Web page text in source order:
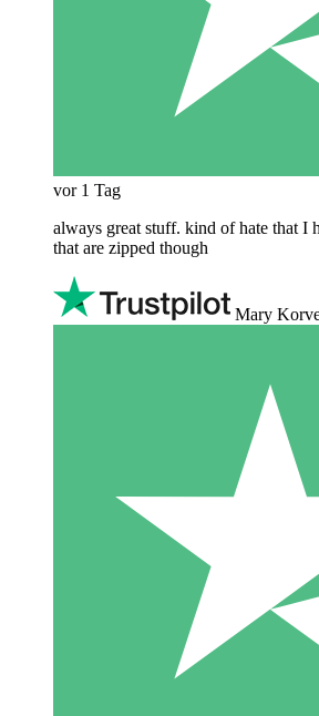
vor 1 Tag
always great stuff. kind of hate that I
that are zipped though
Mary